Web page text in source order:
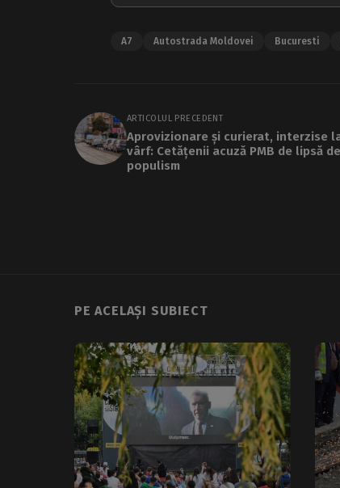
A7 Autostrada Moldovei Bucuresti
ARTICOLUL PRECEDENT
Aprovizionare și curierat, interzise
vârf: Cetățenii acuză PMB de lipsă
populism
PE ACELAȘI SUBIECT